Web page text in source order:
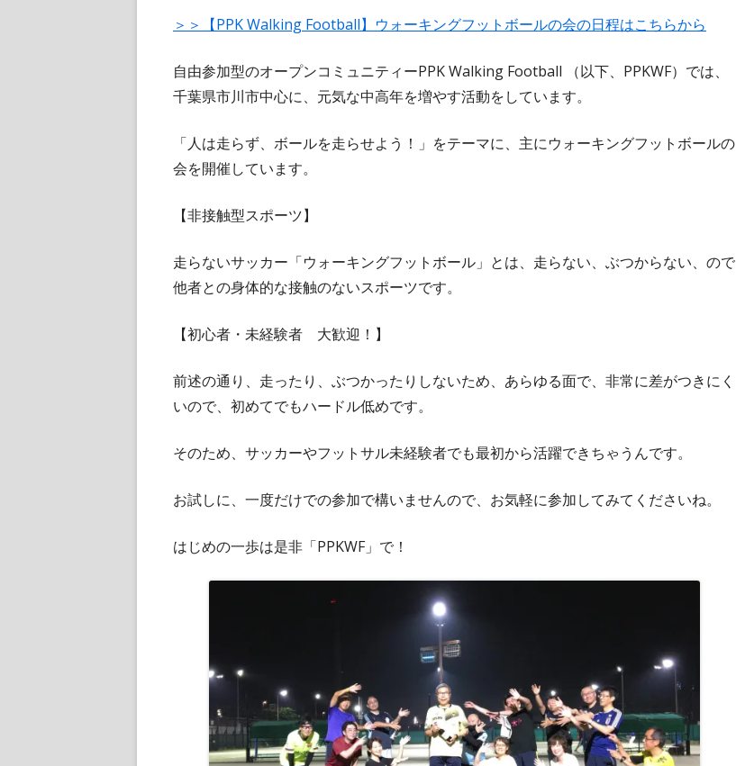
＞＞【PPK Walking Football】ウォーキングフットボールの会の日程はこちらから
自由参加型のオープンコミュニティーPPK Walking Football （以下、PPKWF）では、
千葉県市川市中心に、元気な中高年を増やす活動をしています。
「人は走らず、ボールを走らせよう！」をテーマに、主にウォーキングフットボールの
会を開催しています。
【非接触型スポーツ】
走らないサッカー「ウォーキングフットボール」とは、走らない、ぶつからない、ので
他者との身体的な接触のないスポーツです。
【初心者・未経験者 大歓迎！】
前述の通り、走ったり、ぶつかったりしないため、あらゆる面で、非常に差がつきにく
いので、初めてでもハードル低めです。
そのため、サッカーやフットサル未経験者でも最初から活躍できちゃうんです。
お試しに、一度だけでの参加で構いませんので、お気軽に参加してみてくださいね。
はじめの一歩は是非「PPKWF」で！